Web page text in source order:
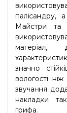
палісандру,
Майстри та
значно
вологості
звучання
накладки
грифа.